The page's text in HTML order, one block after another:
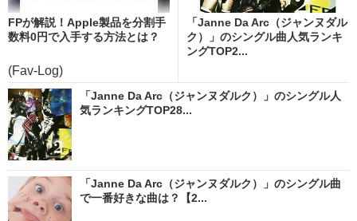
FPが解説！Apple製品を分割手
数料0円で入手する方法とは？
(Fav-Log)
「Janne Da Arc（ジャンヌダル
ク）」のシングル曲人気ランキ
ングTOP2...
「Janne Da Arc（ジャンヌダルク）」のシングル人
気ランキングTOP28...
「Janne Da Arc（ジャンヌダルク）」のシングル曲
で一番好きな曲は？【2...